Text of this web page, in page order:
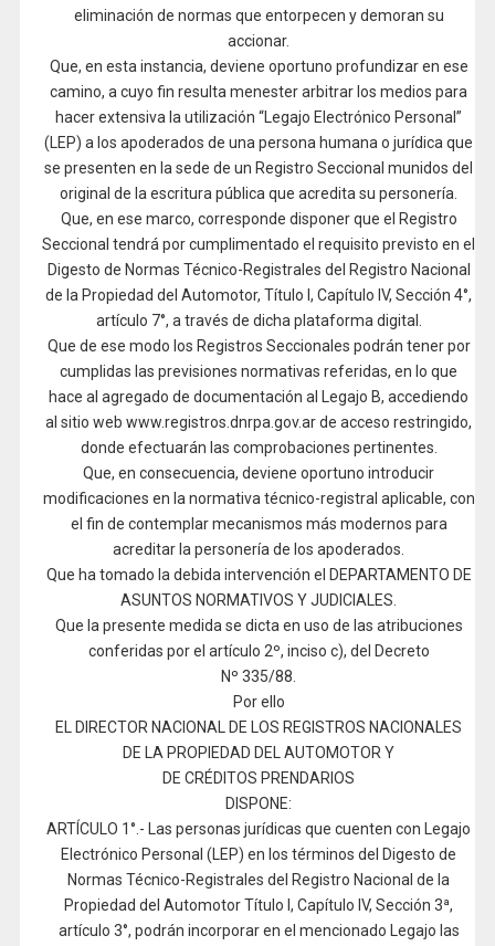
eliminación de normas que entorpecen y demoran su
accionar.
Que, en esta instancia, deviene oportuno profundizar en ese
camino, a cuyo fin resulta menester arbitrar los medios para
hacer extensiva la utilización “Legajo Electrónico Personal”
(LEP) a los apoderados de una persona humana o jurídica que
se presenten en la sede de un Registro Seccional munidos del
original de la escritura pública que acredita su personería.
Que, en ese marco, corresponde disponer que el Registro
Seccional tendrá por cumplimentado el requisito previsto en el
Digesto de Normas Técnico-Registrales del Registro Nacional
de la Propiedad del Automotor, Título I, Capítulo IV, Sección 4°,
artículo 7°, a través de dicha plataforma digital.
Que de ese modo los Registros Seccionales podrán tener por
cumplidas las previsiones normativas referidas, en lo que
hace al agregado de documentación al Legajo B, accediendo
al sitio web www.registros.dnrpa.gov.ar de acceso restringido,
donde efectuarán las comprobaciones pertinentes.
Que, en consecuencia, deviene oportuno introducir
modificaciones en la normativa técnico-registral aplicable, con
el fin de contemplar mecanismos más modernos para
acreditar la personería de los apoderados.
Que ha tomado la debida intervención el DEPARTAMENTO DE
ASUNTOS NORMATIVOS Y JUDICIALES.
Que la presente medida se dicta en uso de las atribuciones
conferidas por el artículo 2º, inciso c), del Decreto
Nº 335/88.
Por ello
EL DIRECTOR NACIONAL DE LOS REGISTROS NACIONALES
DE LA PROPIEDAD DEL AUTOMOTOR Y
DE CRÉDITOS PRENDARIOS
DISPONE:
ARTÍCULO 1°.- Las personas jurídicas que cuenten con Legajo
Electrónico Personal (LEP) en los términos del Digesto de
Normas Técnico-Registrales del Registro Nacional de la
Propiedad del Automotor Título I, Capítulo IV, Sección 3ª,
artículo 3°, podrán incorporar en el mencionado Legajo las